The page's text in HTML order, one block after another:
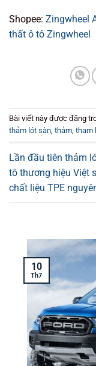
Shopee: Zingwheel
thất ô tô Zingwheel
Bài viết này được đăng
thảm lót sàn, thảm, tham
Lần đầu tiên thảm
tô thương hiệu Việt
chất liệu TPE
10
Th7